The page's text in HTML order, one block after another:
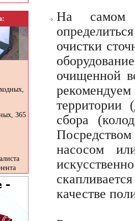
365
На самом
очистки
очищенной
территории
сбора
насосом
качестве